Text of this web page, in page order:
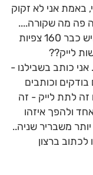
באמת אני לא זקוק
פה מה שקורה....
כתבתי פוסט הבוקר אחרי עיון במודלים, ויש כבר 160 צפיות
לייק??
כותב בשבילנו -
וכותבים
זה לתת לייק - זה
ולהפך איזהו
משבריר שניה..
ברצון